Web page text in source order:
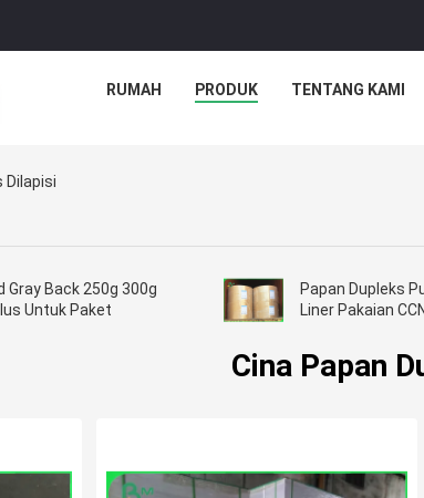
RUMAH PRODUK TENTANG KAMI
Dilapisi
Gray Back 250g 300g
Untuk Paket
Papan Dupleks
Liner Pakaian
Cina Papan